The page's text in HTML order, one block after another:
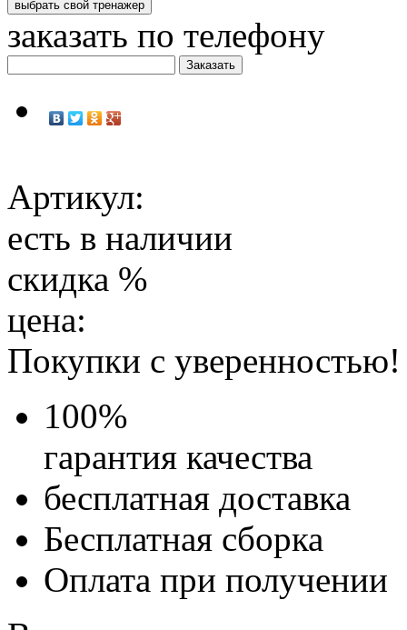
заказать по телефону
Артикул:
есть в наличии
скидка %
цена:
Покупки с уверенностью!
100%
гарантия качества
бесплатная доставка
Бесплатная сборка
Оплата при получении